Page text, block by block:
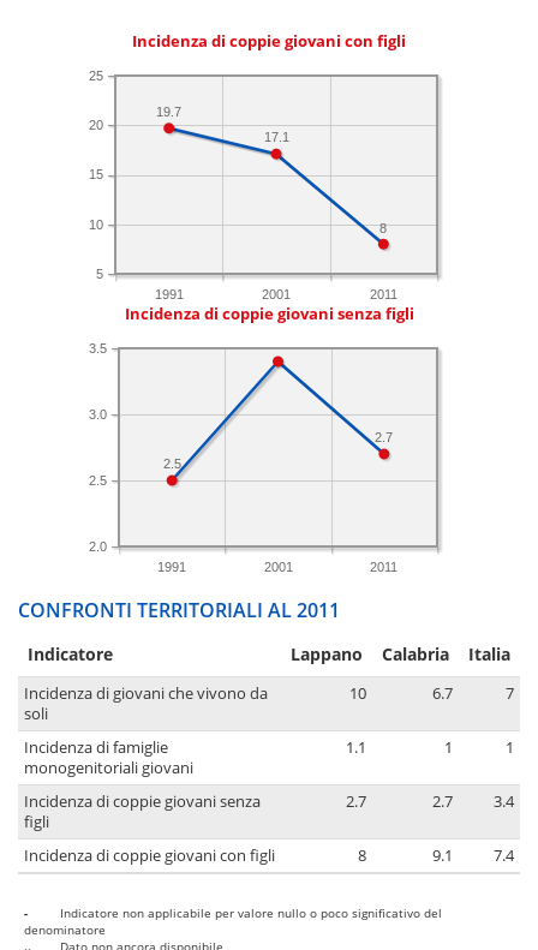
Incidenza di coppie giovani con figli
1991 2001 2011
5
10
15
20
25
8
17.1
19.7
Incidenza di coppie giovani senza figli
1991 2001 2011
2.0
2.5
3.0
3.5
2.7
2.5
CONFRONTI TERRITORIALI AL 2011
Indicatore Lappano Calabria Italia
Incidenza di giovani che vivono da
soli
10 6.7 7
Incidenza di famiglie
monogenitoriali giovani
1.1 1 1
Incidenza di coppie giovani senza
figli
2.7 2.7 3.4
Incidenza di coppie giovani con figli 8 9.1 7.4
-
Indicatore non applicabile per valore nullo o poco significativo del
denominatore